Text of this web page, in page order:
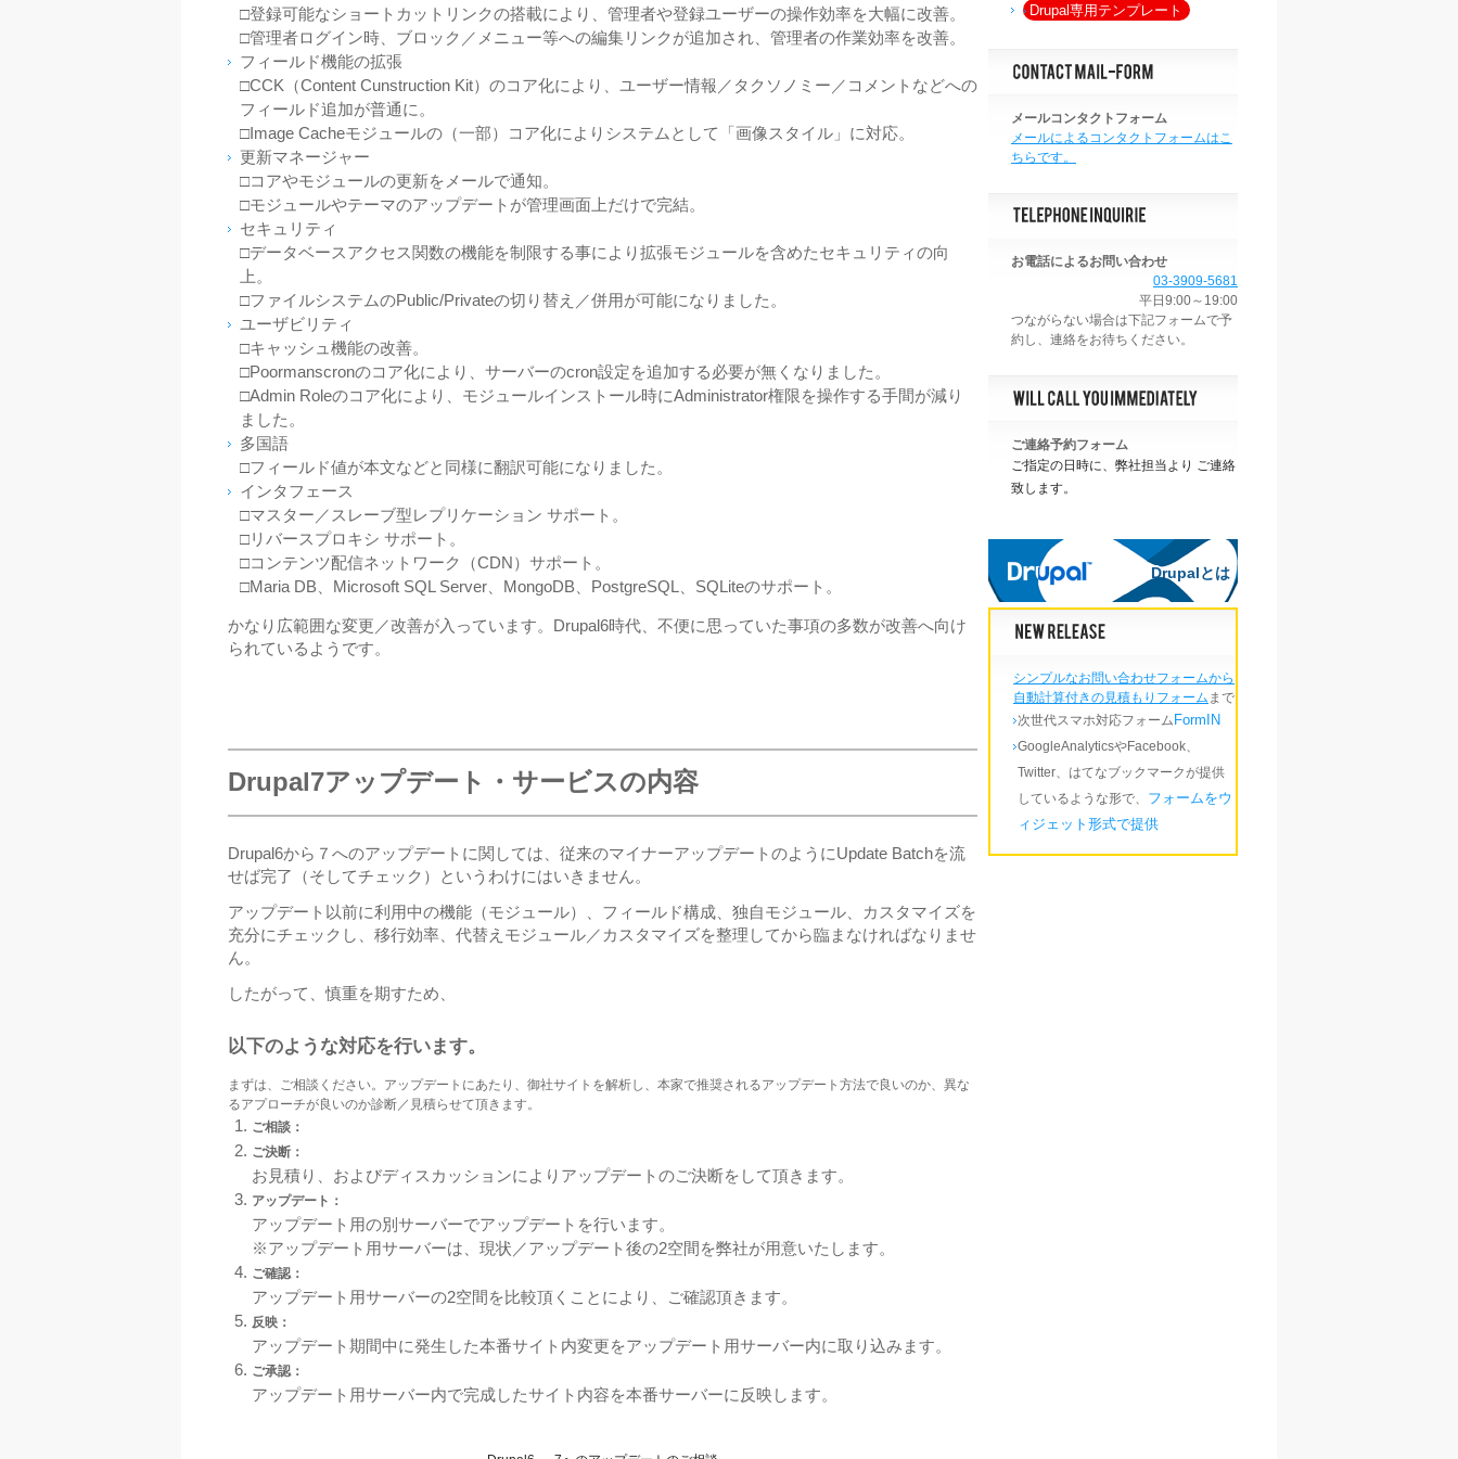
Drupal専用テンプレート
メールコンタクトフォーム
メールによるコンタクトフォームはこ
ちらです。
お電話によるお問い合わせ
03-3909-5681
平日9:00～19:00
ご連絡予約フォーム
ご指定の日時に、弊社担当より ご連絡
致します。
Drupalとは
Drupalとは
シンプルなお問い合わせフォームから
自動計算付きの見積もりフォーム まで
次世代スマホ対応フォーム FormIN
GoogleAnalyticsやFacebook、
Twitter、はてなブックマークが提供
しているような形で、 フォームをウ
ィジェット形式で提供
□登録可能なショートカットリンクの搭載により、管理者や登録ユーザーの操作効率を大幅に改善。
□管理者ログイン時、ブロック／メニュー等への編集リンクが追加され、管理者の作業効率を改善。
フィールド機能の拡張
□CCK（Content Cunstruction Kit）のコア化により、ユーザー情報／タクソノミー／コメントなどへの
フィールド追加が普通に。
□Image Cacheモジュールの（一部）コア化によりシステムとして「画像スタイル」に対応。
更新マネージャー
□コアやモジュールの更新をメールで通知。
□モジュールやテーマのアップデートが管理画面上だけで完結。
セキュリティ
□データベースアクセス関数の機能を制限する事により拡張モジュールを含めたセキュリティの向
上。
□ファイルシステムのPublic/Privateの切り替え／併用が可能になりました。
ユーザビリティ
□キャッシュ機能の改善。
□Poormanscronのコア化により、サーバーのcron設定を追加する必要が無くなりました。
□Admin Roleのコア化により、モジュールインストール時にAdministrator権限を操作する手間が減り
ました。
多国語
□フィールド値が本文などと同様に翻訳可能になりました。
インタフェース
□マスター／スレーブ型レプリケーション サポート。
□リバースプロキシ サポート。
□コンテンツ配信ネットワーク（CDN）サポート。
□Maria DB、Microsoft SQL Server、MongoDB、PostgreSQL、SQLiteのサポート。
かなり広範囲な変更／改善が入っています。Drupal6時代、不便に思っていた事項の多数が改善へ向け
られているようです。
Drupal7アップデート・サービスの内容
Drupal6から７へのアップデートに関しては、従来のマイナーアップデートのようにUpdate Batchを流
せば完了（そしてチェック）というわけにはいきません。
アップデート以前に利用中の機能（モジュール）、フィールド構成、独自モジュール、カスタマイズを
充分にチェックし、移行効率、代替えモジュール／カスタマイズを整理してから臨まなければなりませ
ん。
したがって、慎重を期すため、
以下のような対応を行います。
まずは、ご相談ください。アップデートにあたり、御社サイトを解析し、本家で推奨されるアップデート方法で良いのか、異な
るアプローチが良いのか診断／見積らせて頂きます。
ご相談：
ご決断：
お見積り、およびディスカッションによりアップデートのご決断をして頂きます。
アップデート：
アップデート用の別サーバーでアップデートを行います。
※アップデート用サーバーは、現状／アップデート後の2空間を弊社が用意いたします。
ご確認：
アップデート用サーバーの2空間を比較頂くことにより、ご確認頂きます。
反映：
アップデート期間中に発生した本番サイト内変更をアップデート用サーバー内に取り込みます。
ご承認：
アップデート用サーバー内で完成したサイト内容を本番サーバーに反映します。